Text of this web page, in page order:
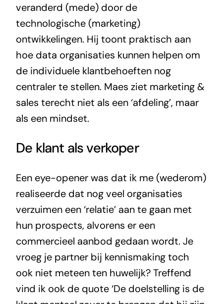
veranderd (mede) door de
technologische (marketing)
ontwikkelingen. Hij toont praktisch aan
hoe data organisaties kunnen helpen om
de individuele klantbehoeften nog
centraler te stellen. Maes ziet marketing &
sales terecht niet als een ‘afdeling’, maar
als een mindset.
De klant als verkoper
Een eye-opener was dat ik me (wederom)
realiseerde dat nog veel organisaties
verzuimen een ‘relatie’ aan te gaan met
hun prospects, alvorens er een
commercieel aanbod gedaan wordt. Je
vroeg je partner bij kennismaking toch
ook niet meteen ten huwelijk? Treffend
vind ik ook de quote ‘De doelstelling is de